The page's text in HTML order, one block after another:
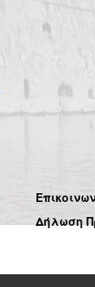
Δήλωση